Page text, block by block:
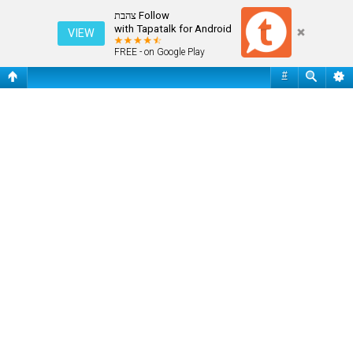
Follow צהבת
with Tapatalk for Android
FREE - on Google Play
VIEW
#
שי האוזמן מתארח בצהבת 2019